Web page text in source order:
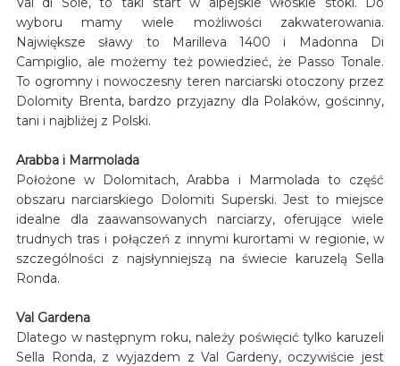
wyboru mamy wiele możliwości zakwaterowania.
Największe sławy to Marilleva 1400 i Madonna Di
Campiglio, ale możemy też powiedzieć, że Passo Tonale.
To ogromny i nowoczesny teren narciarski otoczony przez
Dolomity Brenta, bardzo przyjazny dla Polaków, gościnny,
tani i najbliżej z Polski.
Arabba i Marmolada
Położone w Dolomitach, Arabba i Marmolada to część
obszaru narciarskiego Dolomiti Superski. Jest to miejsce
idealne dla zaawansowanych narciarzy, oferujące wiele
trudnych tras i połączeń z innymi kurortami w regionie, w
szczególności z najsłynniejszą na świecie karuzelą Sella
Ronda.
Val Gardena
Dlatego w następnym roku, należy poświęcić tylko karuzeli
Sella Ronda, z wyjazdem z Val Gardeny, oczywiście jest